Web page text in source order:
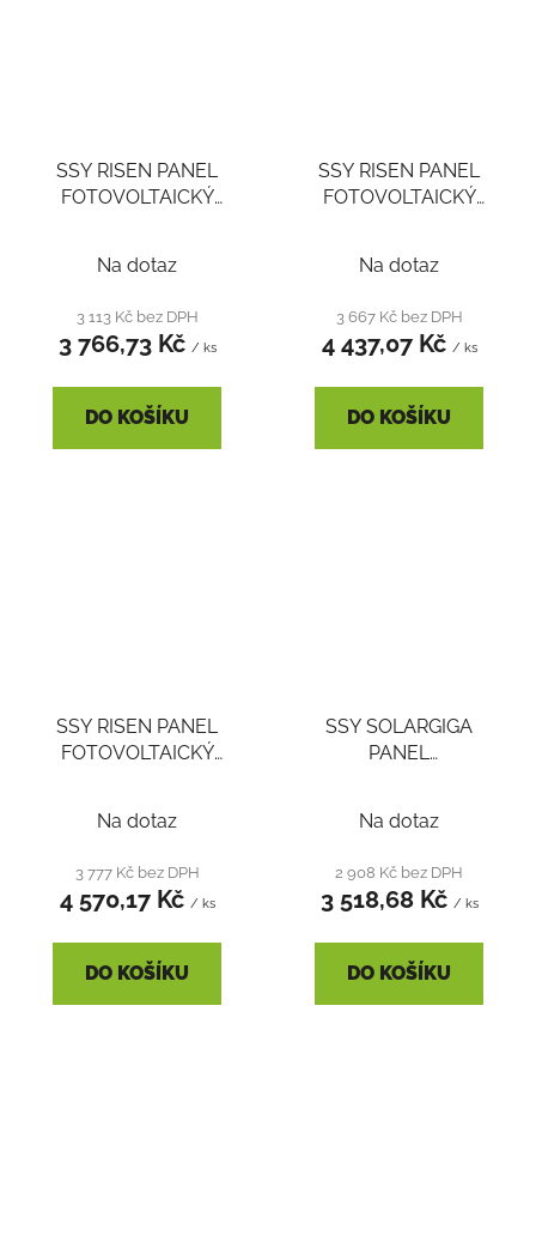
SSY RISEN PANEL
FOTOVOLTAICKÝ
RÁM Voc 49,90V Isc
Na dotaz
3 113 Kč bez DPH
3 766,73 Kč / ks
DO KOŠÍKU
SSY RISEN PANEL
FOTOVOLTAICKÝ
RÁM Voc 38,02V Isc
Na dotaz
3 667 Kč bez DPH
4 437,07 Kč / ks
DO KOŠÍKU
SSY RISEN PANEL
FOTOVOLTAICKÝ
BIFACIÁLNÍ
38,10V Isc 18,18A
Na dotaz
3 777 Kč bez DPH
4 570,17 Kč / ks
DO KOŠÍKU
SSY SOLARGIGA
PANEL
30MM ČERNÝ RÁM
Na dotaz
2 908 Kč bez DPH
3 518,68 Kč / ks
DO KOŠÍKU